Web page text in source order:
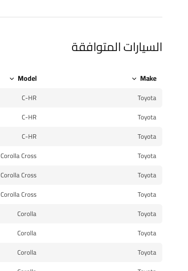
السيارات المتوافقة
Make
Model
Toyota
C-HR
Toyota
C-HR
Toyota
C-HR
Toyota
Corolla Cross
Toyota
Corolla Cross
Toyota
Corolla Cross
Toyota
Corolla
Toyota
Corolla
Toyota
Corolla